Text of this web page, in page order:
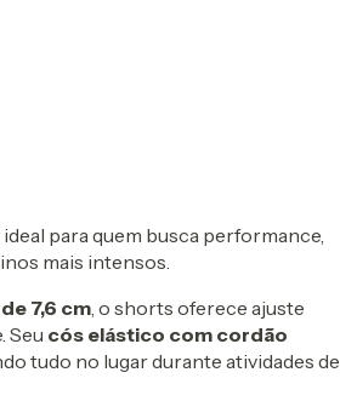
ideal para quem busca performance,
mais intensos.
7,6 cm , o shorts oferece ajuste
Seu cós elástico com cordão
tudo no lugar durante atividades de